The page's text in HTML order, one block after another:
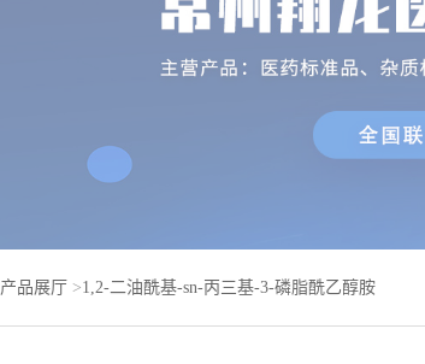
产品展厅 >1,2-二油酰基-sn-丙三基-3-磷脂酰乙醇胺